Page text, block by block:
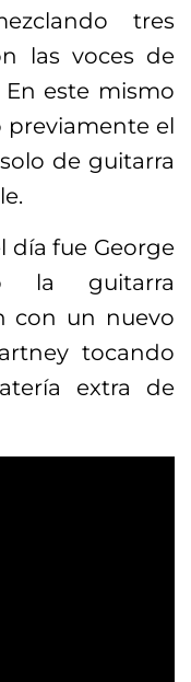
tres
las voces de
este mismo
previamente el
de guitarra
día fue George
la guitarra
con un nuevo
tocando
extra de